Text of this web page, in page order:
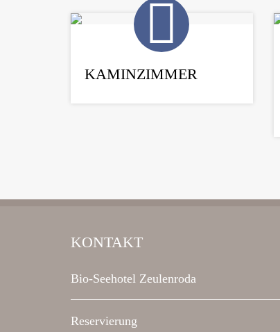
KAMINZIMMER
KONTAKT
Bio-Seehotel Zeulenroda
Reservierung